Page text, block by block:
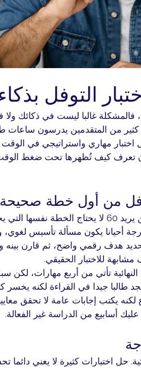
التوفل
فالمشكلة غالبا ليست في ذكائك
كثير من المتقدمين يدرسون ساعات
اختبار مهاري واستراتيجي في
تعرف كيف تُظهرها تحت ضغط
من أول خطة
أول نقطة يجب حسمها هي درجتك المستهدفة. من يريد 60 لا يحتاج
رفع الدرجة أحيانا يكون مسألة تأسيس
هدف رقمي واضح، ثم قارن بينه
للاختبار الحقيقي.
تأتي من أربع مهارات، لكن
طالبا جيدا في القراءة لكنه يخسر
لكنه يكتب إجابات عامة لا تحقق
أسابيع من الدراسة غير الفعالة.
حل اختبارات كثيرة لا يعني دائما